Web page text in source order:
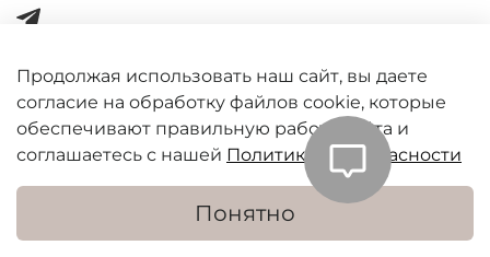
Важная информация
Продолжая использовать наш сайт, вы даете
согласие на обработку файлов cookie, которые
обеспечивают правильную работу сайта и
соглашаетесь с нашей Политикой безопасности
Понятно